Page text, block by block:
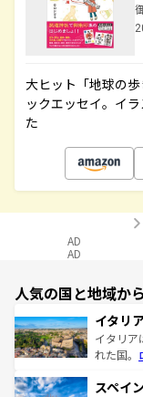
大ヒット「地球の
ックエッセイ。イ
た
AD
AD
人気の国と地域か
イタリ
イタリア
れた国。
ろん、ト
スペイン